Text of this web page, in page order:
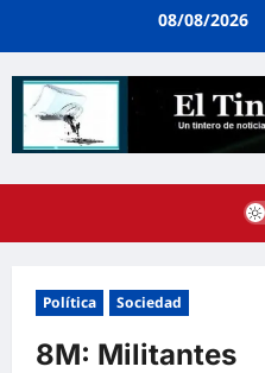
08/08/2026
Política Sociedad
8M: Militantes